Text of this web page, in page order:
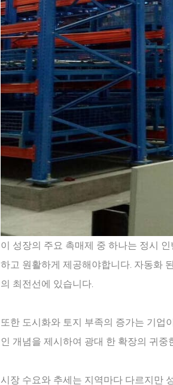
이 성장의 주요 촉매제 중 하나는 정시
하고 원활하게 제공해야합니다. 자동화
의 최전선에 있습니다.
또한 도시화와 토지 부족의 증가는 기업
인 개념을 제시하여 광대 한 확장의 귀
시장 수요와 추세는 지역마다 다르지만